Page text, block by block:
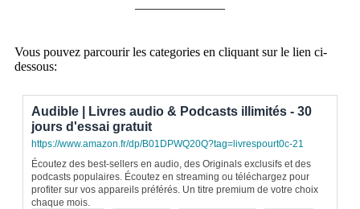
Vous pouvez parcourir les categories en cliquant sur le lien ci-
dessous:
Audible | Livres audio & Podcasts illimités - 30
jours d'essai gratuit
https://www.amazon.fr/dp/B01DPWQ20Q?tag=livrespourt0c-21
Écoutez des best-sellers en audio, des Originals exclusifs et des
podcasts populaires. Écoutez en streaming ou téléchargez pour
profiter sur vos appareils préférés. Un titre premium de votre choix
chaque mois.